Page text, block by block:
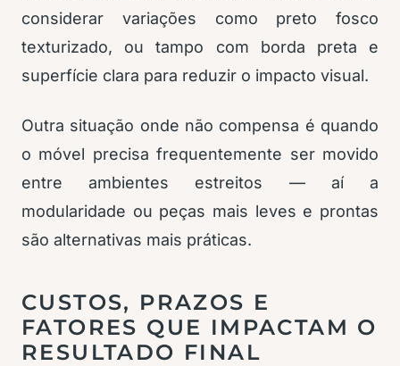
considerar variações como preto fosco
texturizado, ou tampo com borda preta e
superfície clara para reduzir o impacto visual.
Outra situação onde não compensa é quando
o móvel precisa frequentemente ser movido
entre ambientes estreitos — aí a
modularidade ou peças mais leves e prontas
são alternativas mais práticas.
CUSTOS, PRAZOS E
FATORES QUE IMPACTAM O
RESULTADO FINAL